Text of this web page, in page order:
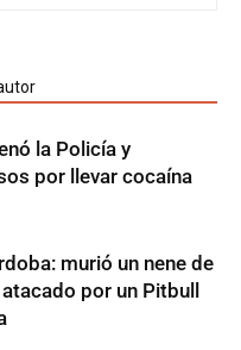
la Policía y
por llevar cocaína
murió un nene de
por un Pitbull